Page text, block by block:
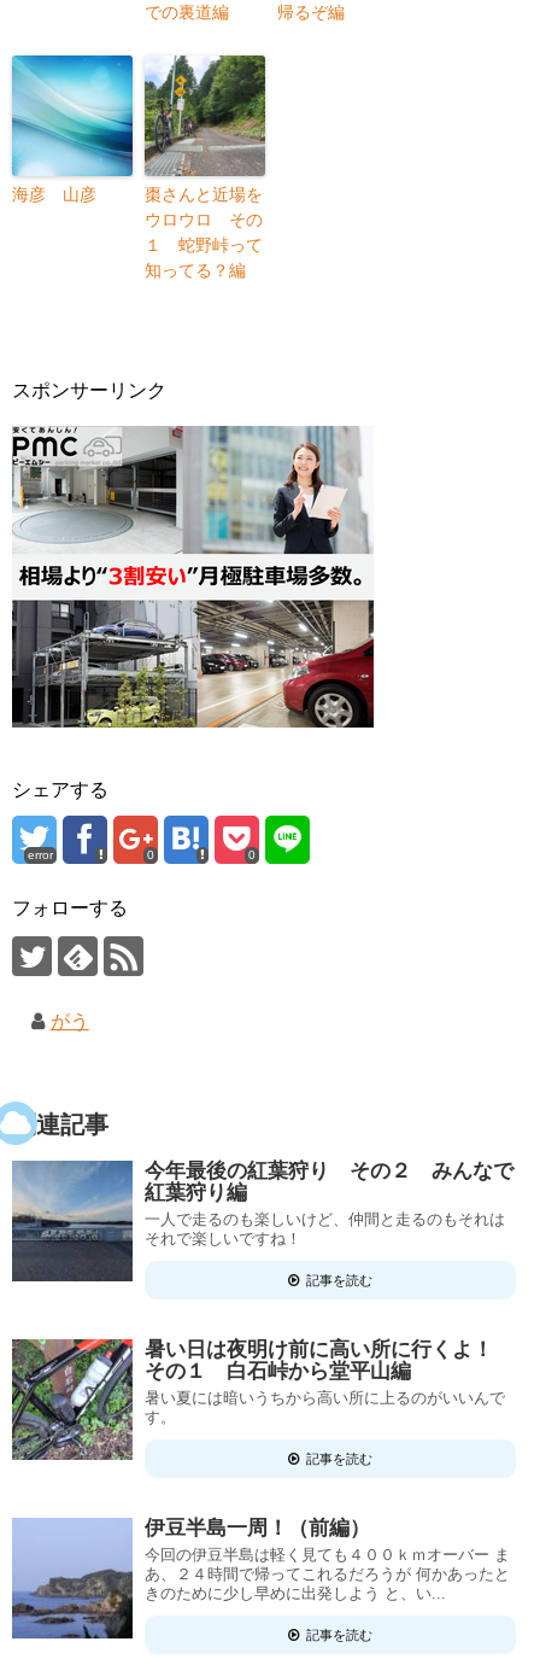
での裏道編
帰るぞ編
海彦 山彦
棗さんと近場を
ウロウロ その
１ 蛇野峠って
知ってる？編
スポンサーリンク
シェアする
error 0 0
フォローする
がう
関連記事
今年最後の紅葉狩り その２ みんなで
紅葉狩り編
一人で走るのも楽しいけど、仲間と走るのもそれは
それで楽しいですね！
記事を読む
暑い日は夜明け前に高い所に行くよ！
その１ 白石峠から堂平山編
暑い夏には暗いうちから高い所に上るのがいいんで
す。
記事を読む
伊豆半島一周！（前編）
今回の伊豆半島は軽く見ても４００ｋｍオーバー ま
あ、２４時間で帰ってこれるだろうが 何かあったと
きのために少し早めに出発しよう と、い...
記事を読む